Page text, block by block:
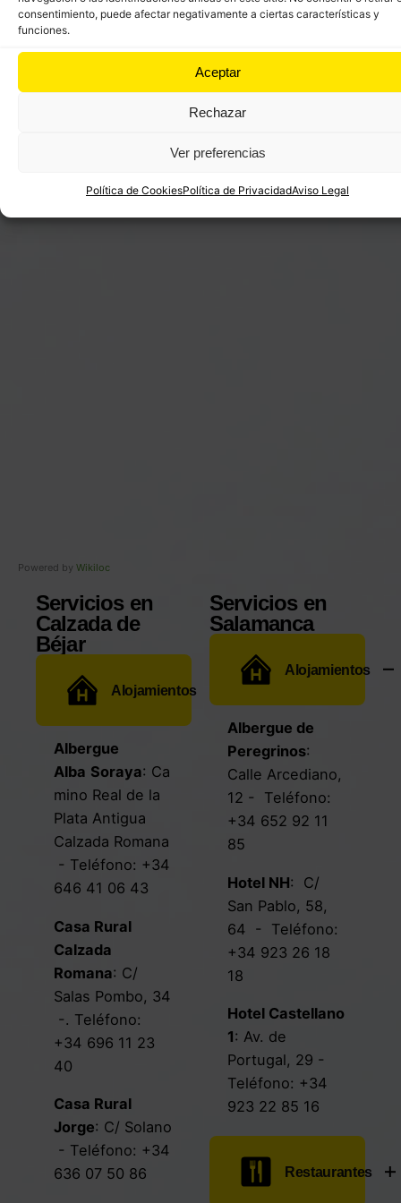
consentimiento, puede afectar negativamente a ciertas características y
funciones.
Aceptar
Rechazar
Ver preferencias
Política de CookiesPolítica de PrivacidadAviso Legal
Una vez superado este punto, comienza la
segunda parte de la etapa para disfrutar entre
bajadas y llaneos hasta llegar a la preciosa ciudad
Powered by Wikiloc
Servicios en
Calzada de
Béjar
Alojamientos
Albergue
Alba Soraya: Ca
mino Real de la
Plata Antigua
Calzada Romana
- Teléfono: +34
646 41 06 43
Casa Rural
Calzada
Romana: C/
Salas Pombo, 34
-. Teléfono:
+34 696 11 23
40
Casa Rural
Jorge: C/ Solano
- Teléfono: +34
636 07 50 86
Servicios en
Salamanca
Alojamientos
Albergue de
Peregrinos:
Calle Arcediano,
12 - Teléfono:
+34 652 92 11
85
Hotel NH: C/
San Pablo, 58,
64 - Teléfono:
+34 923 26 18
18
Hotel Castellano
1: Av. de
Portugal, 29 -
Teléfono: +34
923 22 85 16
Restaurantes